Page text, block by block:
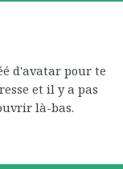
d'avatar pour te
et il y a pas
là-bas.